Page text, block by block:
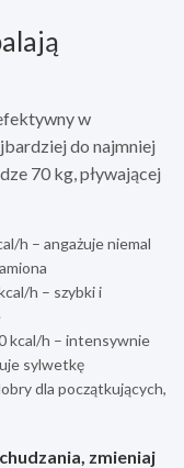
w
do najmniej
70 kg, pływającej
h – angażuje niemal
h – szybki i
kcal/h – intensywnie
sylwetkę
dla początkujących,
zmieniaj